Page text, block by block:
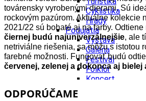
Cyklistika
Hrady
Podujatia
Výstava
Galéria
Festival
Folklór
Koncert
Ubytovanie
továrensky vyrobenými dierami. Sú
rockovým pazúrom. Aktuálne kolekcie
2021/22 sú bohaté aj na farby. Odtiene
čiernej budú najuniverzálnejšie, ale
netriviálne riešenia, sa môžu s istotou
farebné možnosti. Fungovať budú
červenej, zelenej a dokonca aj bielej
ODPORÚČAME